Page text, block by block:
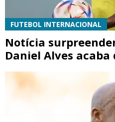
FUTEBOL INTERNACIONAL
Notícia
Daniel Alves acaba